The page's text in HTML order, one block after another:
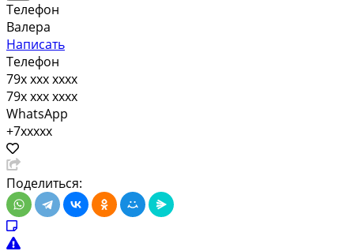
Телефон
Валера
Написать
Телефон
79x xxx xxxx
79x xxx xxxx
WhatsApp
+7xxxxx
Поделиться: